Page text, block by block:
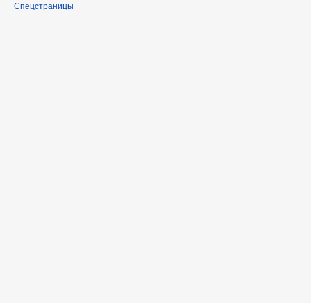
Спецстраницы